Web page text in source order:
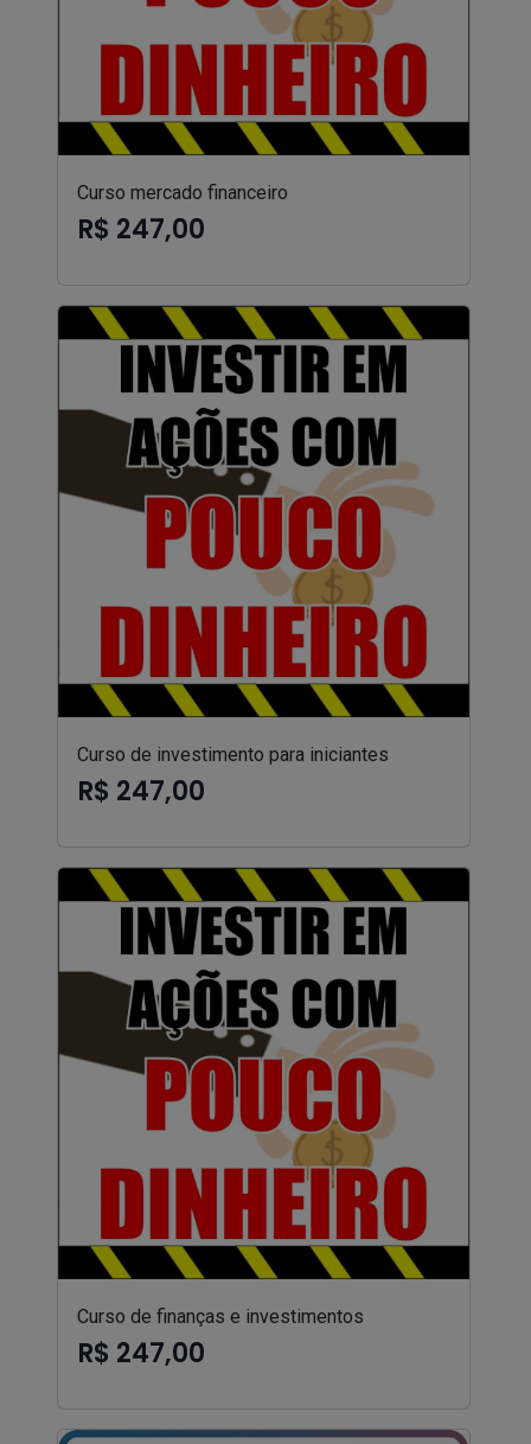
Curso mercado financeiro
R$ 247,00
Curso de investimento para iniciantes
R$ 247,00
Curso de finanças e investimentos
R$ 247,00